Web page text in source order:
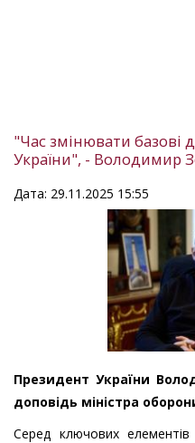
"Час змінювати
України", - Володимир
Дата: 29.11.2025 15:55
Президент України
доповідь міністра
Серед ключових